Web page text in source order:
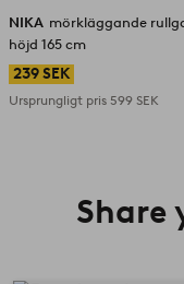
NIKA mörkläggande
höjd 165 cm
239 SEK
Ursprungligt pris 599 SEK
Share